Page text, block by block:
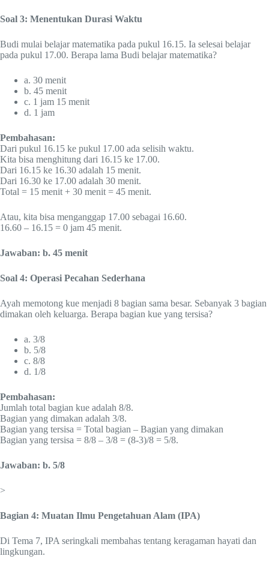
Soal 3: Menentukan Durasi Waktu
Budi mulai belajar matematika pada pukul 16.15. Ia selesai belajar
pada pukul 17.00. Berapa lama Budi belajar matematika?
a. 30 menit
b. 45 menit
c. 1 jam 15 menit
d. 1 jam
Pembahasan:
Dari pukul 16.15 ke pukul 17.00 ada selisih waktu.
Kita bisa menghitung dari 16.15 ke 17.00.
Dari 16.15 ke 16.30 adalah 15 menit.
Dari 16.30 ke 17.00 adalah 30 menit.
Total = 15 menit + 30 menit = 45 menit.
Atau, kita bisa menganggap 17.00 sebagai 16.60.
16.60 – 16.15 = 0 jam 45 menit.
Jawaban: b. 45 menit
Soal 4: Operasi Pecahan Sederhana
Ayah memotong kue menjadi 8 bagian sama besar. Sebanyak 3 bagian
dimakan oleh keluarga. Berapa bagian kue yang tersisa?
a. 3/8
b. 5/8
c. 8/8
d. 1/8
Pembahasan:
Jumlah total bagian kue adalah 8/8.
Bagian yang dimakan adalah 3/8.
Bagian yang tersisa = Total bagian – Bagian yang dimakan
Bagian yang tersisa = 8/8 – 3/8 = (8-3)/8 = 5/8.
Jawaban: b. 5/8
>
Bagian 4: Muatan Ilmu Pengetahuan Alam (IPA)
Di Tema 7, IPA seringkali membahas tentang keragaman hayati dan
lingkungan.